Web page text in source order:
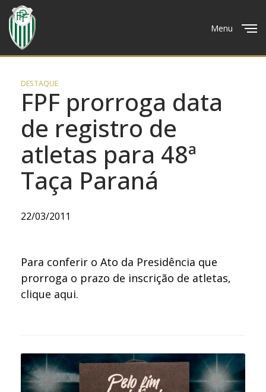
Menu
DESTAQUE
FPF prorroga data
de registro de
atletas para 48ª
Taça Paraná
22/03/2011
Para conferir o Ato da Presidência que
prorroga o prazo de inscrição de atletas,
clique aqui.